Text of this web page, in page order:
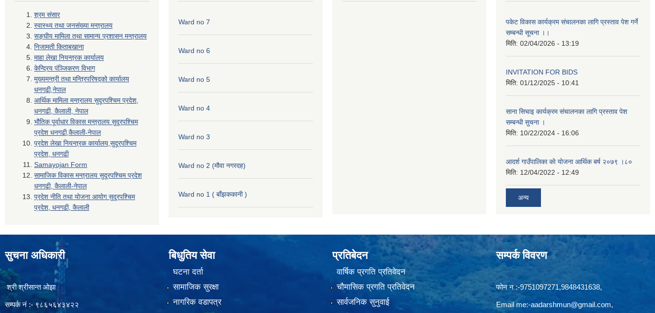
श्रम संसार
स्वास्थ्य तथा जनसंख्या मन्त्रालय
सङ्घीय मामिला तथा सामान्य प्रशासन मन्त्रालय
निजामती किताबखाना
माहा लेखा नियन्त्रक कार्यालय
केन्द्रिय पंञ्जिकरण विभाग
मुख्यमन्त्री तथा मन्त्रिपरिषद्को कार्यालय
धनगढी,नेपाल
आर्थिक मामिला मन्त्रालय सुदूरपश्चिम प्रदेश,
धनगढी, कैलाली, नेपाल
भौतिक पूर्वाधार विकास मन्त्रालय सुदूरपश्चिम
प्रदेश धनगढी,कैलाली-नेपाल
प्रदेश लेखा नियन्त्रक कार्यालय,सुदूरपश्चिम
प्रदेश, धनगढी
Samayojan Form
सामाजिक विकास मन्त्रालय सुदूरपश्चिम प्रदेश
धनगढी, कैलाली-नेपाल
प्रदेश नीति तथा योजना आयोग सुदूरपश्चिम
प्रदेश, धनगढी, कैलाली
Ward no 7
Ward no 6
Ward no 5
Ward no 4
Ward no 3
Ward no 2 (मौवा नगरदह)
Ward no 1 ( बाँझककानी )
पकेट विकास कार्यक्रम संचालनका लागि प्रस्ताव पेश गर्ने
सम्बन्धी सूचना ।।
मिति: 02/04/2026 - 13:19
INVITATION FOR BIDS
मिति: 01/12/2025 - 10:41
साना सिचाइ कार्यक्रम संचालनका लागि प्रस्ताव पेश
सम्बन्धी सुचना ।
मिति: 10/22/2024 - 16:06
आदर्श गाउँपालिका काे याेजना आर्थिक बर्ष २०७९ ।८०
मिति: 12/04/2022 - 12:49
अन्य
सुचना अधिकारी
श्री श्रीसान्त ओझा
सम्पर्क नं :- ९८६५६४३४२२
बिधुतिय सेवा
घटना दर्ता
सामाजिक सुरक्षा
नागरिक वडापत्र
प्रतिबेदन
वार्षिक प्रगति प्रतिवेदन
चौमासिक प्रगति प्रतिवेदन
सार्वजनिक सुनुवाई
सम्पर्क विवरण
फोन न‍‍‌ :-9751097271,9848431638,
Email me:-aadarshmun@gmail.com,